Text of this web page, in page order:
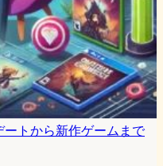
トから新作ゲームまで